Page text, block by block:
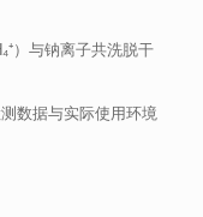
）与钠离子共洗脱干
数据与实际使用环境